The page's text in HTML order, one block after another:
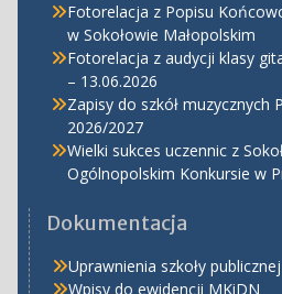
Fotorelacja z Popisu
w Sokołowie Małopolskim
Fotorelacja z audycji klasy
– 13.06.2026
Zapisy do szkół muzycznych
2026/2027
Wielki sukces uczennic z
Ogólnopolskim Konkursie w
Dokumentacja
Uprawnienia szkoły publicznej
Wpisy do ewidencji MKiDN